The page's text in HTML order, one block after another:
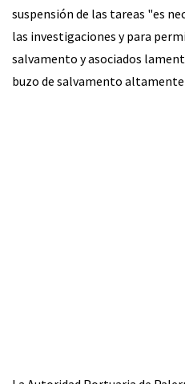
suspensión de las tareas "es
las investigaciones y para
salvamento y asociados
buzo de salvamento